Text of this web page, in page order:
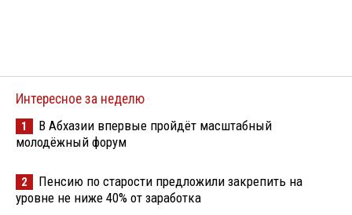
Интересное за неделю
1
В Абхазии впервые пройдёт масштабный
молодёжный форум
2
Пенсию по старости предложили закрепить на
уровне не ниже 40% от заработка